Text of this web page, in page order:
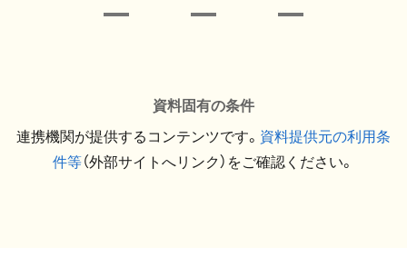
資料固有の条件
連携機関が提供するコンテンツです。 資料提供元の利用条
件等（外部サイトへリンク）をご確認ください。